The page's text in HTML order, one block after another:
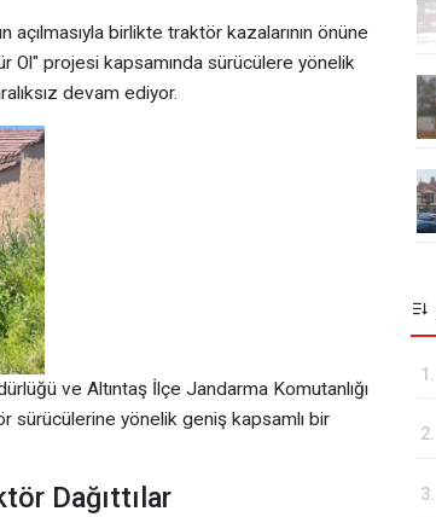
açılmasıyla birlikte traktör kazalarının önüne
Ol" projesi kapsamında sürücülere yönelik
devam ediyor.
ve Altıntaş İlçe Jandarma Komutanlığı
sürücülerine yönelik geniş kapsamlı bir
Dağıttılar
1.
2.
3.